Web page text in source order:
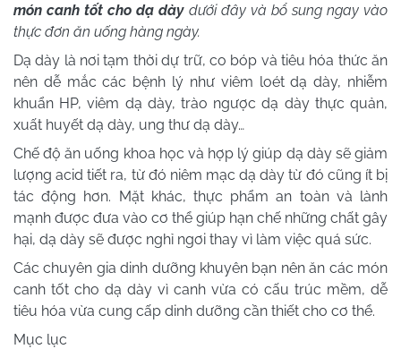
món canh tốt cho dạ dàydưới đây và bổ sung ngay vào
thực đơn ăn uống hàng ngày.
Dạ dày là nơi tạm thời dự trữ, co bóp và tiêu hóa thức ăn
nên dễ mắc các bệnh lý như viêm loét dạ dày, nhiễm
khuẩn HP, viêm dạ dày, trào ngược dạ dày thực quản,
xuất huyết dạ dày, ung thư dạ dày…
Chế độ ăn uống khoa học và hợp lý giúp dạ dày sẽ giảm
lượng acid tiết ra, từ đó niêm mạc dạ dày từ đó cũng ít bị
tác động hơn. Mặt khác, thực phẩm an toàn và lành
mạnh được đưa vào cơ thể giúp hạn chế những chất gây
hại, dạ dày sẽ được nghỉ ngơi thay vì làm việc quá sức.
Các chuyên gia dinh dưỡng khuyên bạn nên ăn các món
canh tốt cho dạ dày vì canh vừa có cấu trúc mềm, dễ
tiêu hóa vừa cung cấp dinh dưỡng cần thiết cho cơ thể.
Mục lục